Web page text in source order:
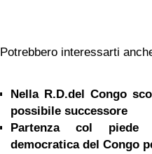
Potrebbero interessarti
Nella R.D.del Congo
possibile successore
Partenza col piede
democratica del Congo